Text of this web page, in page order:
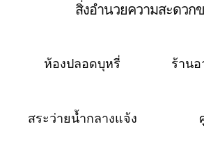
สิ่งอํานวยความสะดวกข
ห้องปลอดบุหรี่ ร้าน
สระว่ายน้ำกลางแจ้ง